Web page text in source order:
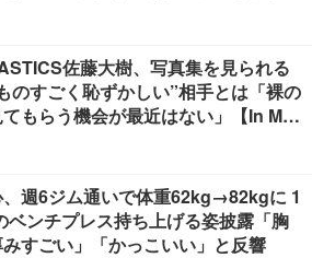
佐藤大樹、写真集を見られる
のすごく恥ずかしい”相手とは「裸の
もらう機会が最近はない」【In Moti
週6ジム通いで体重62kg→82kgに 1
ベンチプレス持ち上げる姿披露「胸
すごい」「かっこいい」と反響